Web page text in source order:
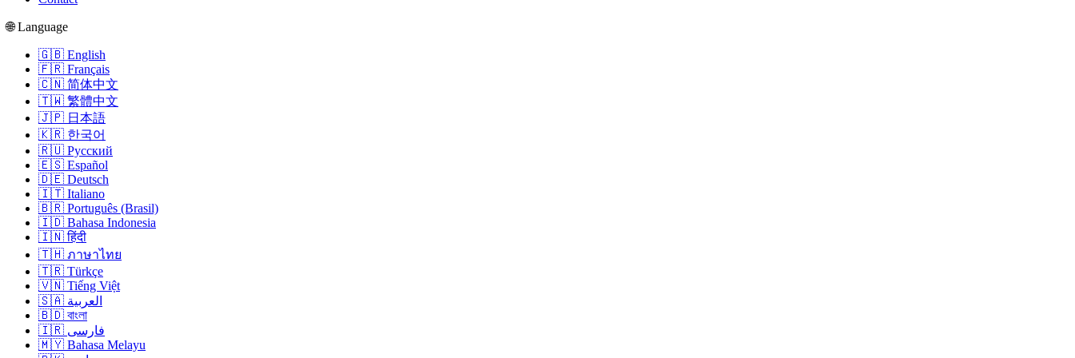
🌐 Language
🇬🇧 English
🇫🇷 Français
🇨🇳 简体中文
🇹🇼 繁體中文
🇯🇵 日本語
🇰🇷 한국어
🇷🇺 Русский
🇪🇸 Español
🇩🇪 Deutsch
🇮🇹 Italiano
🇧🇷 Português (Brasil)
🇮🇩 Bahasa Indonesia
🇮🇳 हिंदी
🇹🇭 ภาษาไทย
🇹🇷 Türkçe
🇻🇳 Tiếng Việt
🇸🇦 العربية
🇧🇩 বাংলা
🇮🇷 فارسی
🇲🇾 Bahasa Melayu